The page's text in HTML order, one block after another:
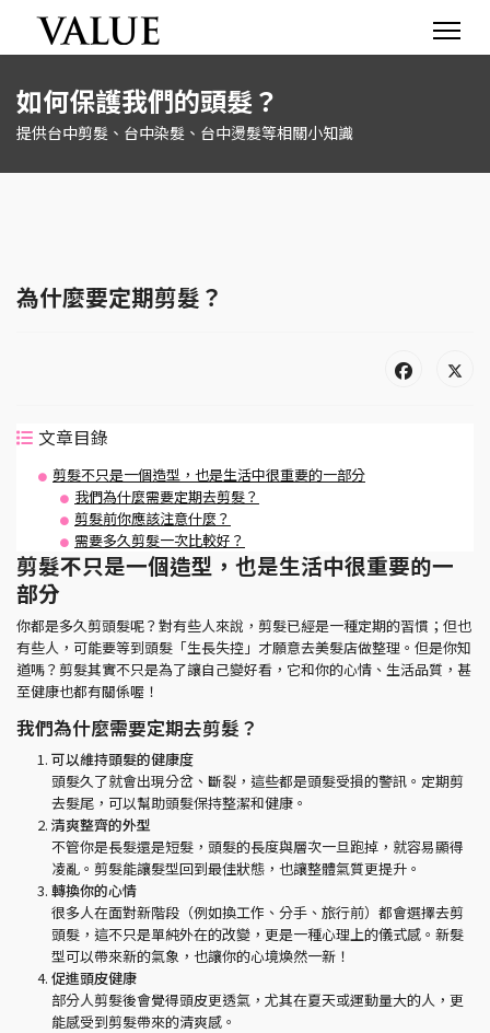
如何保護我們的頭髮？
提供台中剪髮、台中染髮、台中燙髮等相關小知識
為什麼要定期剪髮？
文章目錄
剪髮不只是一個造型，也是生活中很重要的一部分
我們為什麼需要定期去剪髮？
剪髮前你應該注意什麼？
需要多久剪髮一次比較好？
剪髮不只是一個造型，也是生活中很重要的一
部分
你都是多久剪頭髮呢？對有些人來說，剪髮已經是一種定期的習慣；但也
有些人，可能要等到頭髮「生長失控」才願意去美髮店做整理。但是你知
道嗎？剪髮其實不只是為了讓自己變好看，它和你的心情、生活品質，甚
至健康也都有關係喔！
我們為什麼需要定期去剪髮？
可以維持頭髮的健康度
頭髮久了就會出現分岔、斷裂，這些都是頭髮受損的警訊。定期剪
去髮尾，可以幫助頭髮保持整潔和健康。
清爽整齊的外型
不管你是長髮還是短髮，頭髮的長度與層次一旦跑掉，就容易顯得
凌亂。剪髮能讓髮型回到最佳狀態，也讓整體氣質更提升。
轉換你的心情
很多人在面對新階段（例如換工作、分手、旅行前）都會選擇去剪
頭髮，這不只是單純外在的改變，更是一種心理上的儀式感。新髮
型可以帶來新的氣象，也讓你的心境煥然一新！
促進頭皮健康
部分人剪髮後會覺得頭皮更透氣，尤其在夏天或運動量大的人，更
能感受到剪髮帶來的清爽感。